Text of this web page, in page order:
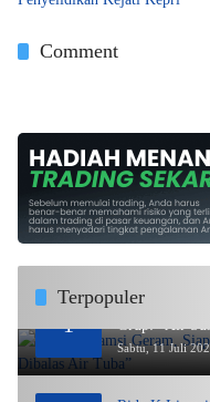
Comment
Terpopuler
1
Rida K Liamsi
Sabtu, 11 Juli